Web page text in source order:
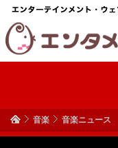
音楽 音楽ニュース